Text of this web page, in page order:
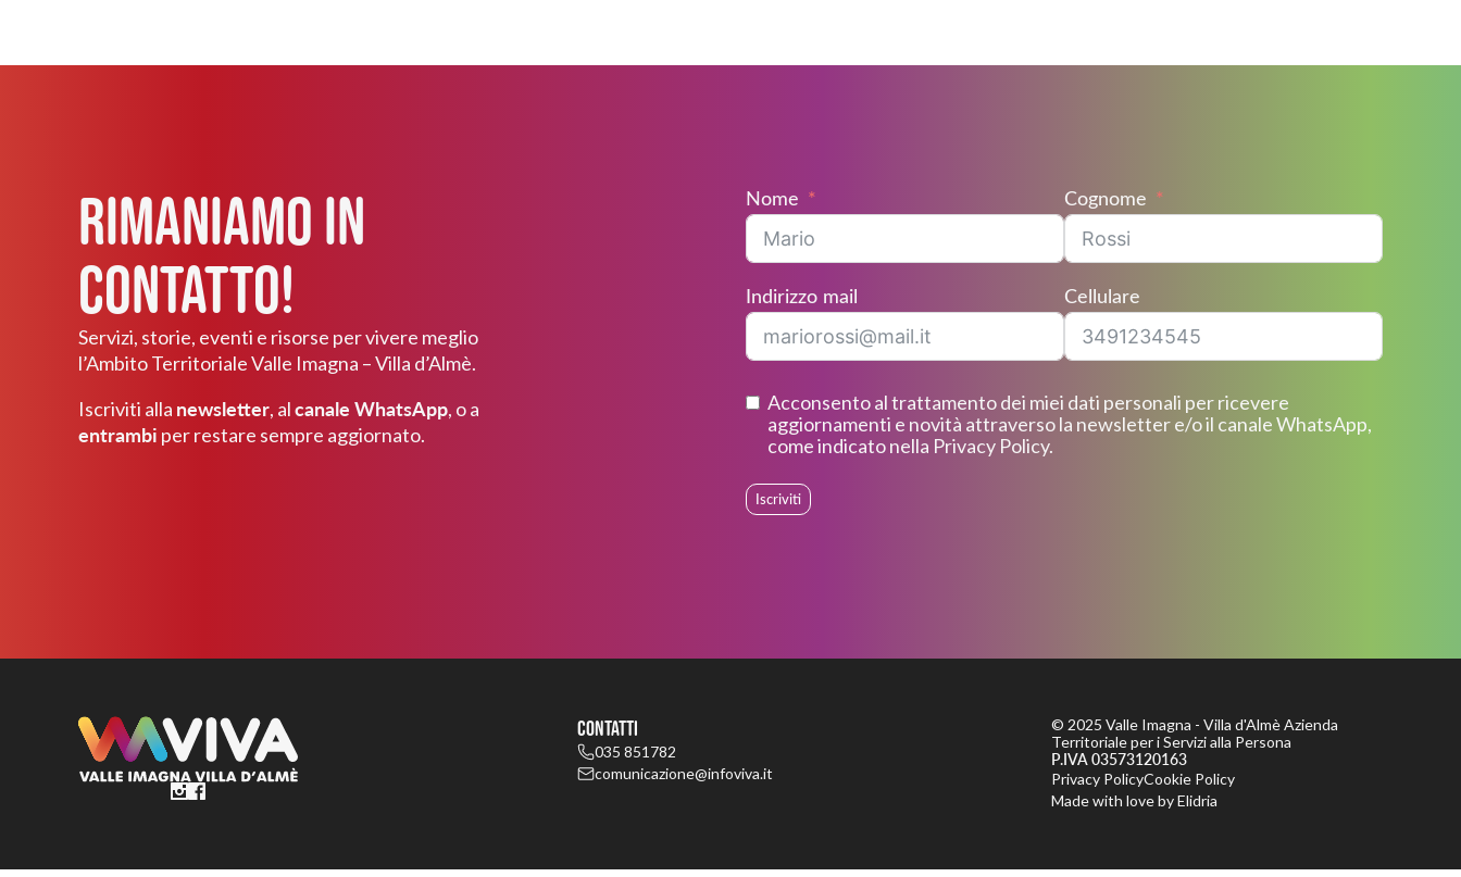
Salute
Scuola
Servizi
Sostegni
Volontariato e
cittadinanza attiva
Brumano
Costa Valle Imagna
Fuipiano Valle
Imagna
Locatello
Paladina
Palazzago
Roncola
Rimaniamo in
Contatto!
Servizi, storie, eventi e risorse per vivere meglio
l’Ambito Territoriale Valle Imagna – Villa d’Almè.
Iscriviti alla newsletter, alcanale WhatsApp, o a
entrambi per restare sempre aggiornato.
Nome Cognome
Indirizzo mail Cellulare
Acconsento al trattamento dei miei dati personali per ricevere
aggiornamenti e novità attraverso la newsletter e/o il canale WhatsApp,
come indicato nella Privacy Policy.
Iscriviti
Contatti
035 851782
comunicazione@infoviva.it
© 2025 Valle Imagna - Villa d'Almè Azienda
Territoriale per i Servizi alla Persona
P.IVA 03573120163
Privacy PolicyCookie Policy
Made with love byElidria